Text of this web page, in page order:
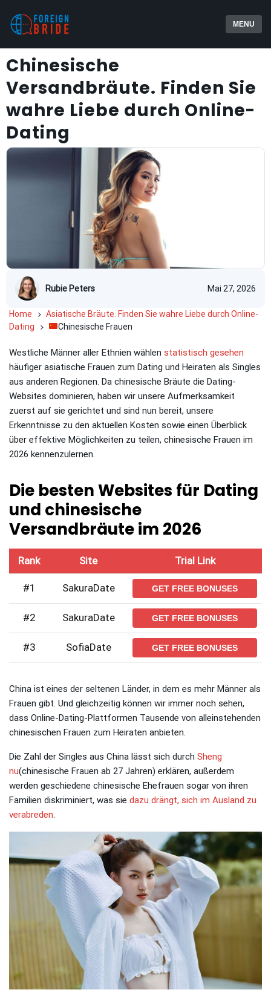
MENU
Chinesische
Versandbräute. Finden Sie
wahre Liebe durch Online-
Dating
Rubie Peters Mai 27, 2026
Home
Asiatische Bräute. Finden Sie wahre Liebe durch Online-
Dating
Chinesische Frauen
Westliche Männer aller Ethnien wählen statistisch gesehen
häufiger asiatische Frauen zum Dating und Heiraten als Singles
aus anderen Regionen. Da chinesische Bräute die Dating-
Websites dominieren, haben wir unsere Aufmerksamkeit
zuerst auf sie gerichtet und sind nun bereit, unsere
Erkenntnisse zu den aktuellen Kosten sowie einen Überblick
über effektive Möglichkeiten zu teilen, chinesische Frauen im
2026 kennenzulernen.
Die besten Websites für Dating
und chinesische
Versandbräute im 2026
Rank Site Trial Link
#1 SakuraDate GET FREE BONUSES
#2 SakuraDate GET FREE BONUSES
#3 SofiaDate GET FREE BONUSES
China ist eines der seltenen Länder, in dem es mehr Männer als
Frauen gibt. Und gleichzeitig können wir immer noch sehen,
dass Online-Dating-Plattformen Tausende von alleinstehenden
chinesischen Frauen zum Heiraten anbieten.
Die Zahl der Singles aus China lässt sich durch Sheng
nu(chinesische Frauen ab 27 Jahren) erklären, außerdem
werden geschiedene chinesische Ehefrauen sogar von ihren
Familien diskriminiert, was sie dazu drängt, sich im Ausland zu
verabreden.